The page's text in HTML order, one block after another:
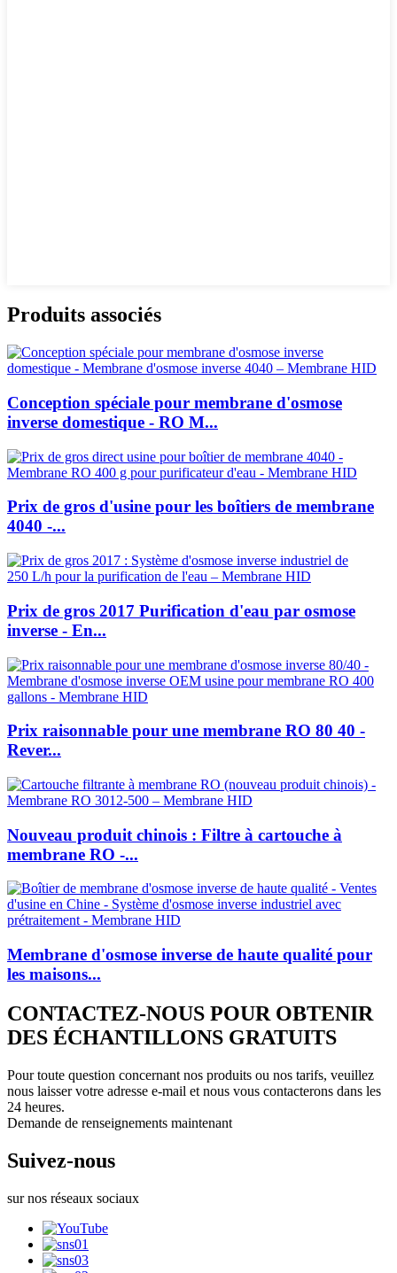
Produits associés
Conception spéciale pour membrane d'osmose
inverse domestique - RO M...
Prix ​​de gros d'usine pour les boîtiers de membrane
4040 -...
Prix ​​de gros 2017 Purification d'eau par osmose
inverse - En...
Prix ​​raisonnable pour une membrane RO 80 40 -
Rever...
Nouveau produit chinois : Filtre à cartouche à
membrane RO -...
Membrane d'osmose inverse de haute qualité pour
les maisons...
CONTACTEZ-NOUS POUR OBTENIR
DES ÉCHANTILLONS GRATUITS
Pour toute question concernant nos produits ou nos tarifs, veuillez
nous laisser votre adresse e-mail et nous vous contacterons dans les
24 heures.
Demande de renseignements maintenant
Suivez-nous
sur nos réseaux sociaux